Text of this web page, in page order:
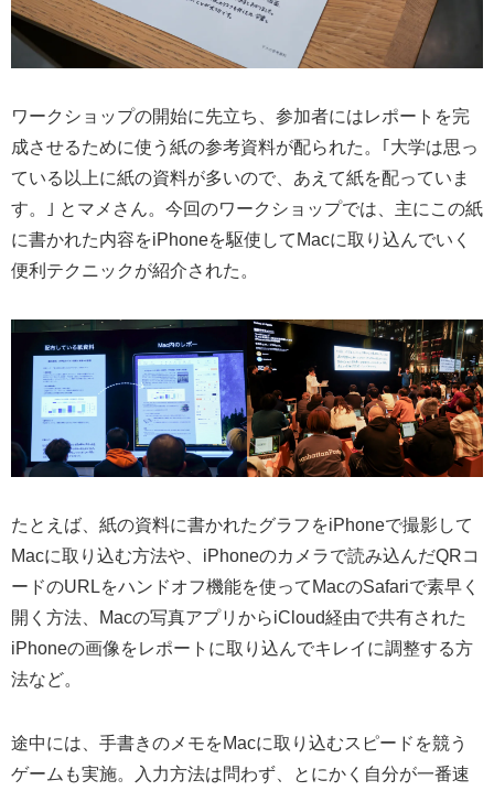
ワークショップの開始に先立ち、参加者にはレポートを完
成させるために使う紙の参考資料が配られた。｢大学は思っ
ている以上に紙の資料が多いので、あえて紙を配っていま
す。｣ とマメさん。今回のワークショップでは、主にこの紙
に書かれた内容をiPhoneを駆使してMacに取り込んでいく
便利テクニックが紹介された。
たとえば、紙の資料に書かれたグラフをiPhoneで撮影して
Macに取り込む方法や、iPhoneのカメラで読み込んだQRコ
ードのURLをハンドオフ機能を使ってMacのSafariで素早く
開く方法、Macの写真アプリからiCloud経由で共有された
iPhoneの画像をレポートに取り込んでキレイに調整する方
法など。
途中には、手書きのメモをMacに取り込むスピードを競う
ゲームも実施。入力方法は問わず、とにかく自分が一番速